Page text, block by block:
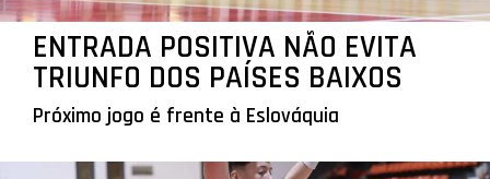
ENTRADA POSITIVA NÃO EVITA
TRIUNFO DOS PAÍSES BAIXOS
Próximo jogo é frente à Eslováquia